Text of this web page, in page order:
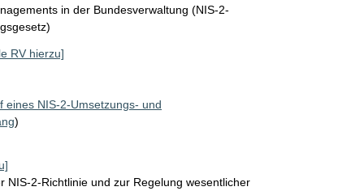
in der Bundesverwaltung (NIS-2-
RV hierzu]
eines NIS-2-Umsetzungs- und
)
NIS-2-Richtlinie und zur Regelung wesentlicher